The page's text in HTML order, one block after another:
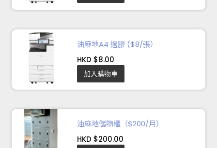
油麻地A4 過膠 ($8/張）
HKD $8.00
加入購物車
油麻地儲物櫃（$200/月）
HKD $200.00